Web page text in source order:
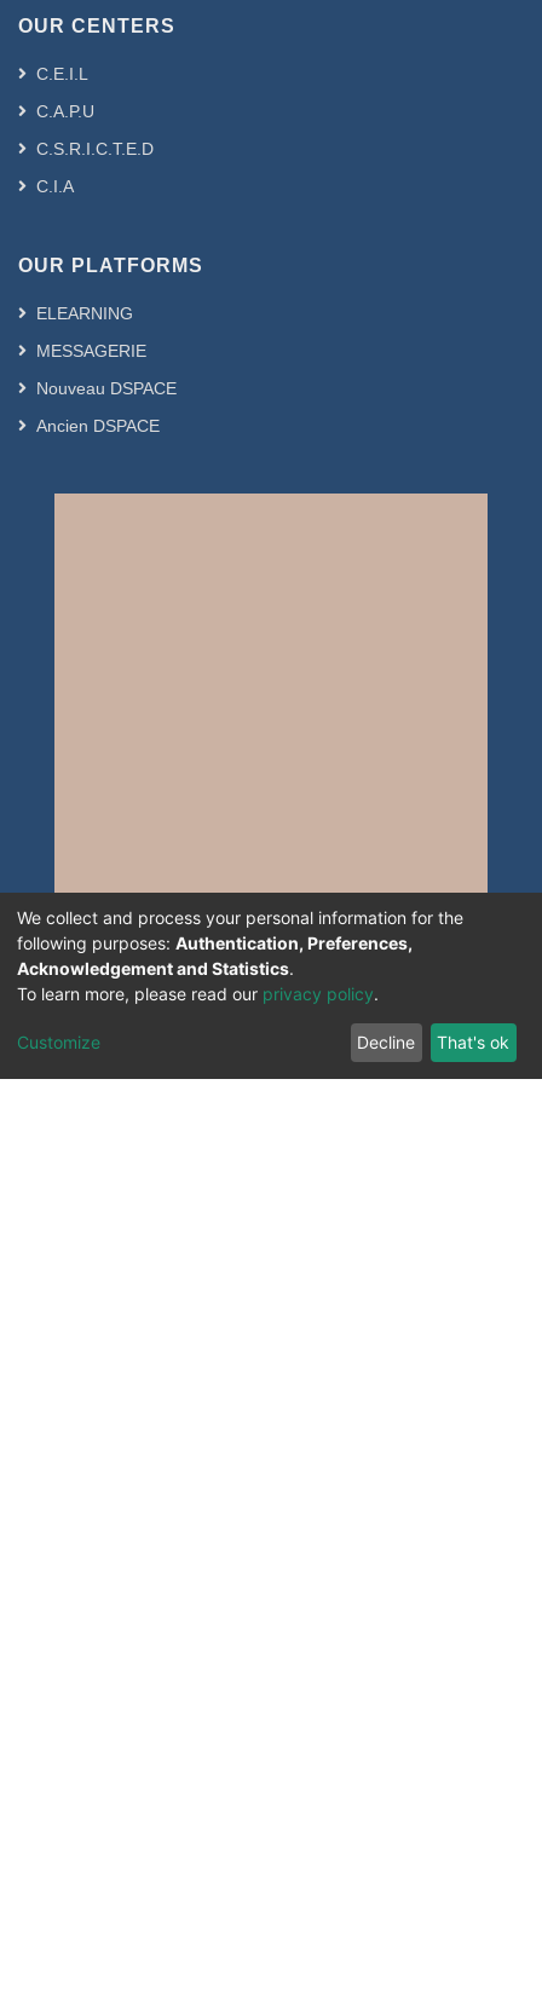
OUR CENTERS
C.E.I.L
C.A.P.U
C.S.R.I.C.T.E.D
C.I.A
OUR PLATFORMS
ELEARNING
MESSAGERIE
Nouveau DSPACE
Ancien DSPACE
We collect and process your personal information for the
following purposes: Authentication, Preferences,
Acknowledgement and Statistics.
To learn more, please read our privacy policy.
Customize Decline That's ok